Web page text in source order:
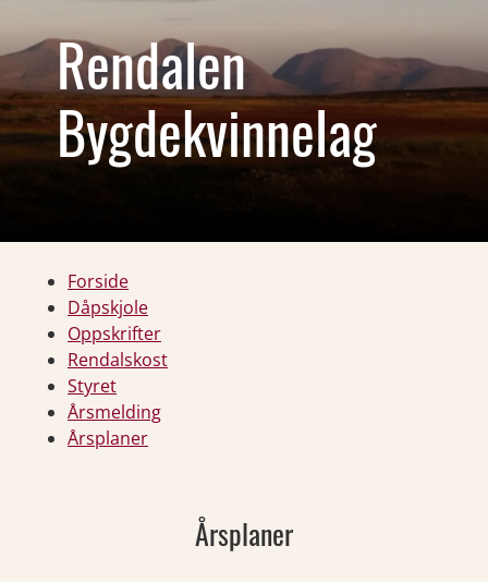
Rendalen
Bygdekvinnelag
Forside
Dåpskjole
Oppskrifter
Rendalskost
Styret
Årsmelding
Årsplaner
Årsplaner